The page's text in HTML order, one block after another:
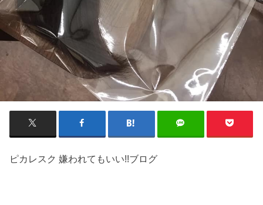
ピカレスク 嫌われてもいい!!ブログ